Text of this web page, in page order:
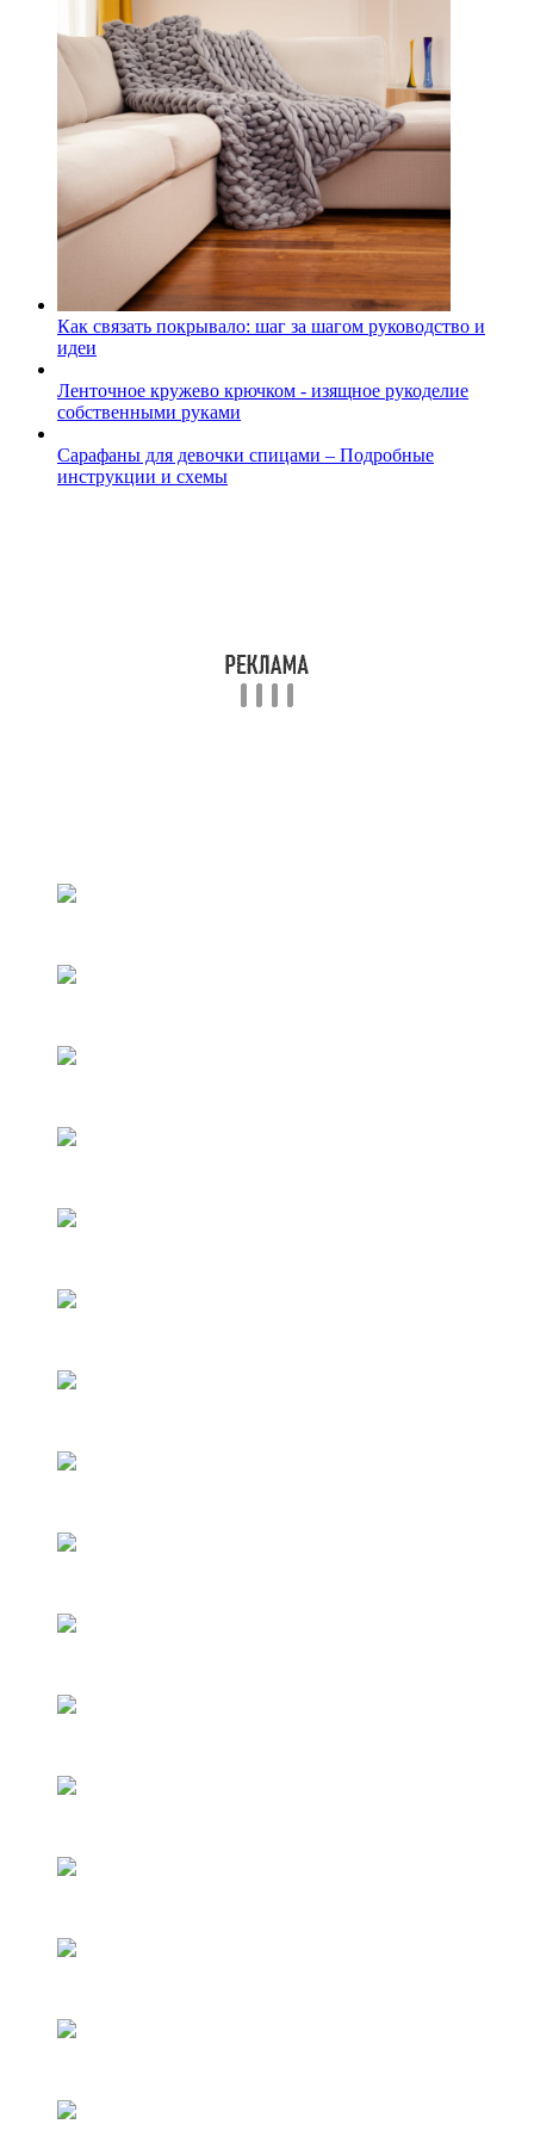
Как связать покрывало: шаг за шагом руководство и
идеи
Ленточное кружево крючком - изящное рукоделие
собственными руками
Сарафаны для девочки спицами – Подробные
инструкции и схемы